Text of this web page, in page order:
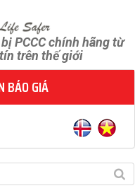
PCCC chính hãng từ
trên thế giới
BÁO GIÁ